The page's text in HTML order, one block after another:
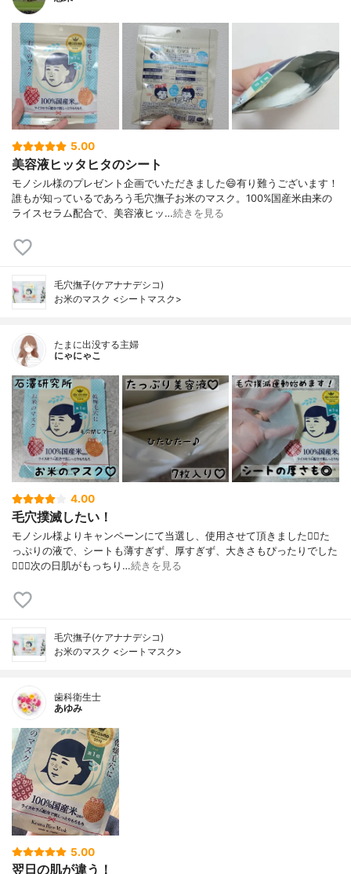
5.00
美容液ヒッタヒタのシート
モノシル様のプレゼント企画でいただきました😄有り難うございます！
誰もが知っているであろう毛穴撫子お米のマスク。100%国産米由来の
ライスセラム配合で、美容液ヒッ…続きを見る
毛穴撫子(ケアナナデシコ)
お米のマスク <シートマスク>
たまに出没する主婦
にゃにゃこ
4.00
毛穴撲滅したい！
モノシル様よりキャンペーンにて当選し、使用させて頂きました🙇‍♀️た
っぷりの液で、シートも薄すぎず、厚すぎず、大きさもぴったりでした
🙆🏻‍♀️次の日肌がもっちり…続きを見る
毛穴撫子(ケアナナデシコ)
お米のマスク <シートマスク>
歯科衛生士
あゆみ
5.00
翌日の肌が違う！